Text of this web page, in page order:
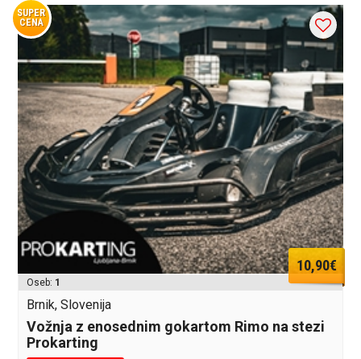
SUPER
CENA
10,90€
Oseb: 1
Brnik, Slovenija
Vožnja z enosednim gokartom Rimo na stezi
Prokarting